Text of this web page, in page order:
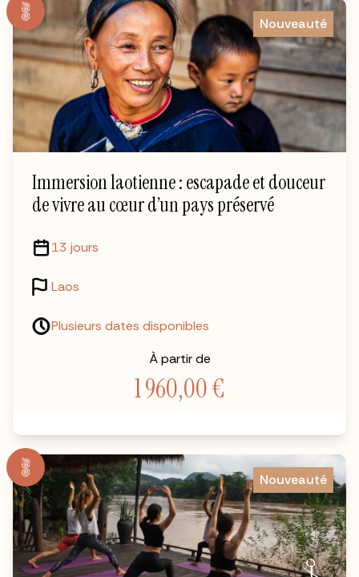
Nouveauté
Immersion laotienne : escapade et douceur
de vivre au cœur d’un pays préservé
13 jours
Laos
Plusieurs dates disponibles
À partir de
1 960,00€
Nouveauté